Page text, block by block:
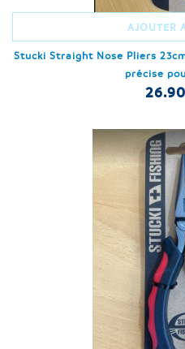
AJOUTER
Stucki Straight Nose Pliers
précise